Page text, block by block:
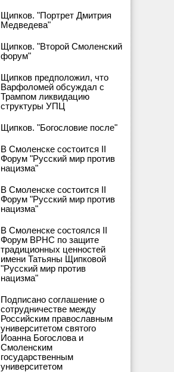
Щипков. "Портрет Дмитрия
Медведева"
Щипков. "Второй Смоленский
форум"
Щипков предположил, что
Варфоломей обсуждал с
Трампом ликвидацию
структуры УПЦ
Щипков. "Богословие после"
В Смоленске состоится II
Форум "Русский мир против
нацизма"
В Смоленске состоится II
Форум "Русский мир против
нацизма"
В Смоленске состоялся II
Форум ВРНС по защите
традиционных ценностей
имени Татьяны Щипковой
"Русский мир против
нацизма"
Подписано соглашение о
сотрудничестве между
Российским православным
университетом святого
Иоанна Богослова и
Смоленским
государственным
университетом